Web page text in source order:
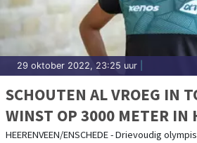
29 oktober 2022, 23:25 uur
SCHOUTEN AL VROEG IN
WINST OP 3000 METER IN
EN OP MARATHON IN
HEERENVEEN/ENSCHEDE - Drievoudig